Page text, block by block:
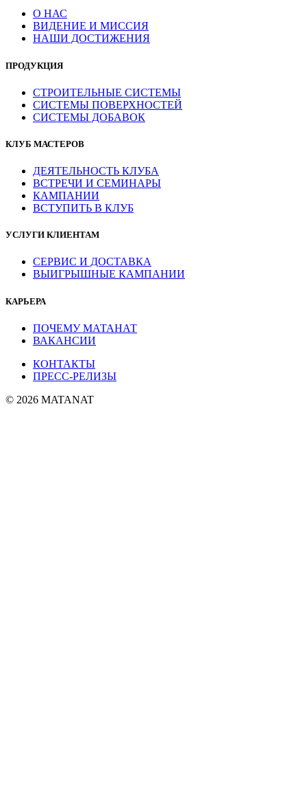
О НАС
ВИДЕНИЕ И МИССИЯ
НАШИ ДОСТИЖЕНИЯ
ПРОДУКЦИЯ
СТРОИТЕЛЬНЫЕ СИСТЕМЫ
СИСТЕМЫ ПОВЕРХНОСТЕЙ
СИСТЕМЫ ДОБАВОК
КЛУБ МАСТЕРОВ
ДЕЯТЕЛЬНОСТЬ КЛУБА
ВСТРЕЧИ И СЕМИНАРЫ
КАМПАНИИ
ВСТУПИТЬ В КЛУБ
УСЛУГИ КЛИЕНТАМ
СЕРВИС И ДОСТАВКА
ВЫИГРЫШНЫЕ КАМПАНИИ
КАРЬЕРА
ПОЧЕМУ МАТАНАТ
ВАКАНСИИ
КОНТАКТЫ
ПРЕСС-РЕЛИЗЫ
© 2026 MATANAT